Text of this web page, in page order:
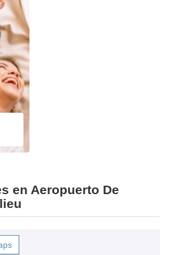
en Aeropuerto De